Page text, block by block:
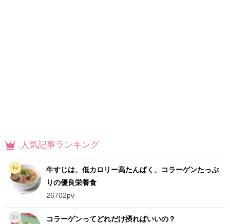
人気記事ランキング
牛すじは、低カロリー高たんぱく、コラーゲンたっぷ
りの優良栄養食
26702pv
コラーゲンってどれだけ摂ればいいの？